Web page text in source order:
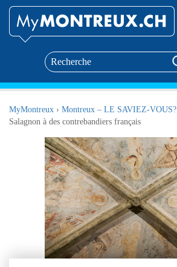
MyMontreux › Montreux – LE SAVIEZ-VOUS?
Salagnon à des contrebandiers français